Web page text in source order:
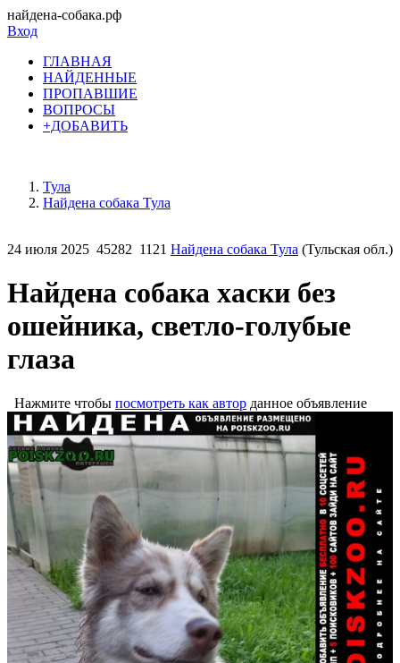
найдена-собака.рф
Вход
ГЛАВНАЯ
НАЙДЕННЫЕ
ПРОПАВШИЕ
ВОПРОСЫ
+ДОБАВИТЬ
Тула
Найдена собака Тула
24 июля 2025 45282 1121 Найдена собака Тула (Тульская обл.)
Найдена собака хаски без
ошейника, светло-голубые
глаза
Нажмите чтобы посмотреть как автор данное объявление